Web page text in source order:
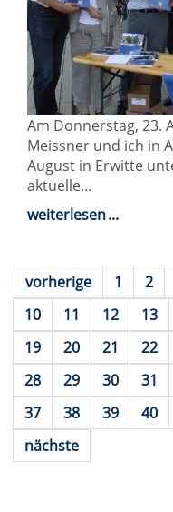
Am Donnerstag, 23.
Meissner und ich in
August in Erwitte
aktuelle…
weiterlesen
vorherige 1 2
10
11 12 13
19
20 21 22
28
29 30 31
37
38 39 40
nächste